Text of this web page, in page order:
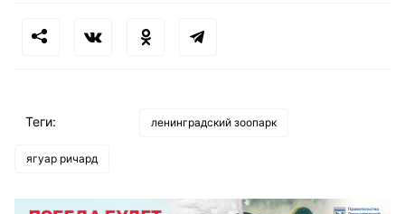
Теги: ленинградский зоопарк
ягуар ричард